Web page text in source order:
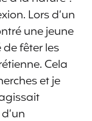
Lors d’un
une jeune
fêter les
Cela
et je